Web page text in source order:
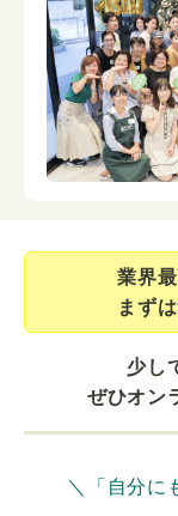
業界
まず
少し
ぜひオン
＼「自分に